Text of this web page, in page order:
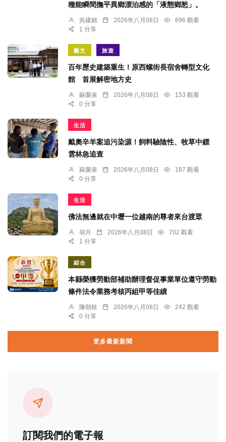
種能瞬間撫平異鄉漂泊感的「液態鄉愁」。
吳建銘 2026年八月08日
896 觀看
1 分享
藝文 旅遊
百年歷史建築重生！原西螺街長宿舍轉型文化
館 首展解密地方史
蘇榮泉 2026年八月08日
153 觀看
0 分享
生活
戴奧辛羊案追污染源！飼料驗陰性、牧草中鏢
雲林急追查
蘇榮泉 2026年八月08日
187 觀看
0 分享
生活
佛法無邊就在中壢一位越南的尊者來台渡眾
胡月 2026年八月08日
702 觀看
1 分享
綜合
本縣榮獲勞動部補助辦理督促事業單位遵守勞動
條件法令業務考核丙組甲等佳績
陳朝枝 2026年八月08日
242 觀看
0 分享
更多最新新聞
訂閱我們的電子報